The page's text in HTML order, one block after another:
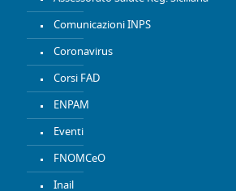
Comunicazioni INPS
Coronavirus
Corsi FAD
ENPAM
Eventi
FNOMCeO
Inail